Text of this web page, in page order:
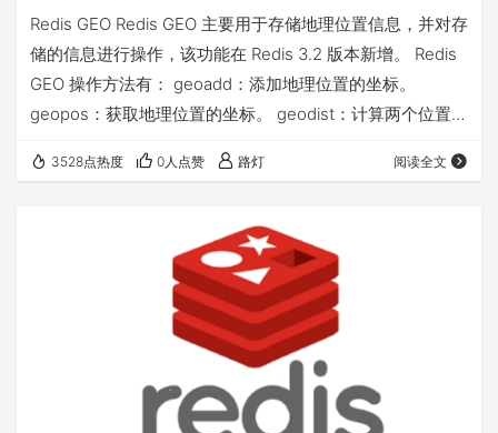
Redis GEO Redis GEO 主要用于存储地理位置信息，并对存
储的信息进行操作，该功能在 Redis 3.2 版本新增。 Redis
GEO 操作方法有： geoadd：添加地理位置的坐标。
geopos：获取地理位置的坐标。 geodist：计算两个位置之
指定范围内的地理位置集合。 georadiusbymember：根据
集合。 geohash：返回一个或多个位置对象的 geohash
3528点热度 0人点赞 路灯 阅读全文